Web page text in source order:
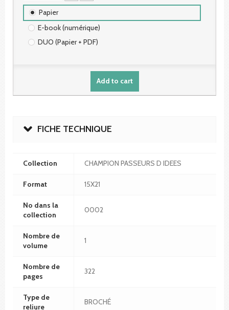
Papier
E-book (numérique)
DUO (Papier + PDF)
Add to cart
FICHE TECHNIQUE
Collection CHAMPION PASSEURS D IDEES
Format 15X21
No dans la
collection
0002
Nombre de
volume
1
Nombre de
pages
322
Type de
reliure
BROCHÉ